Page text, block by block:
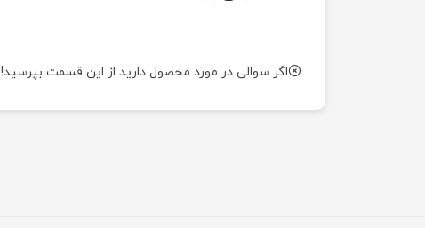
اگر سوالی در مورد محصول دارید از این قسمت بپرسید!